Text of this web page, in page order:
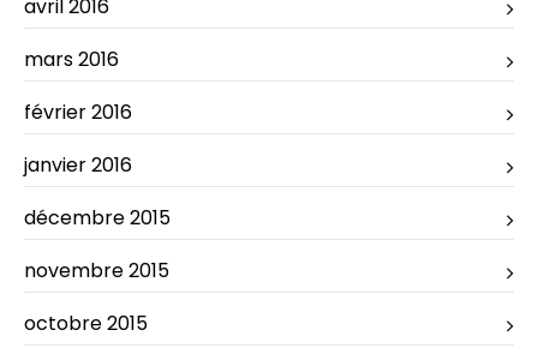
avril 2016
mars 2016
février 2016
janvier 2016
décembre 2015
novembre 2015
octobre 2015